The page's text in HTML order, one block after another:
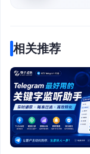
相关推荐